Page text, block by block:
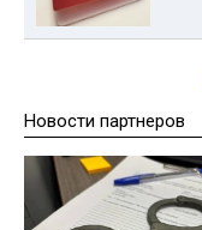
Новости партнеров